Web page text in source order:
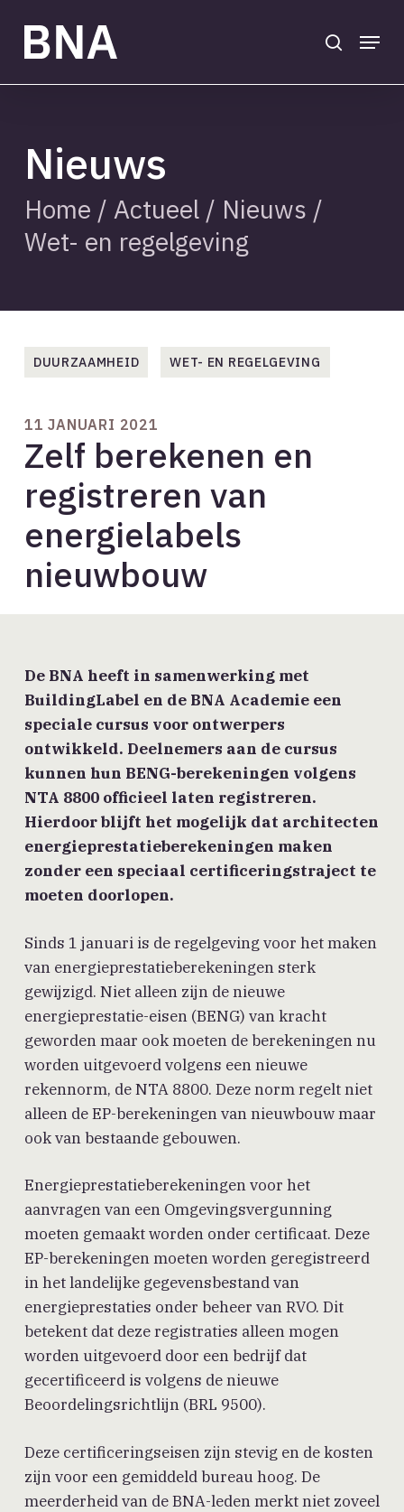
main
Menu
Nieuws
Home / Actueel/ Nieuws /
Wet- en regelgeving
DUURZAAMHEID WET- EN REGELGEVING
11 JANUARI 2021
Zelf berekenen en
registreren van
energielabels
nieuwbouw
De BNA heeft in samenwerking met
BuildingLabel en de BNA Academie een
speciale cursus voor ontwerpers
ontwikkeld. Deelnemers aan de cursus
kunnen hun BENG-berekeningen volgens
NTA 8800 officieel laten registreren.
Hierdoor blijft het mogelijk dat architecten
energieprestatieberekeningen maken
zonder een speciaal certificeringstraject te
moeten doorlopen.
Sinds 1 januari is de regelgeving voor het maken
van energieprestatieberekeningen sterk
gewijzigd. Niet alleen zijn de nieuwe
energieprestatie-eisen (BENG) van kracht
geworden maar ook moeten de berekeningen nu
worden uitgevoerd volgens een nieuwe
rekennorm, de NTA 8800. Deze norm regelt niet
alleen de EP-berekeningen van nieuwbouw maar
ook van bestaande gebouwen.
Energieprestatieberekeningen voor het
aanvragen van een Omgevingsvergunning
moeten gemaakt worden onder certificaat. Deze
EP-berekeningen moeten worden geregistreerd
in het landelijke gegevensbestand van
energieprestaties onder beheer van RVO. Dit
betekent dat deze registraties alleen mogen
worden uitgevoerd door een bedrijf dat
gecertificeerd is volgens de nieuwe
Beoordelingsrichtlijn (BRL 9500).
Deze certificeringseisen zijn stevig en de kosten
zijn voor een gemiddeld bureau hoog. De
meerderheid van de BNA-leden merkt niet zoveel
Close